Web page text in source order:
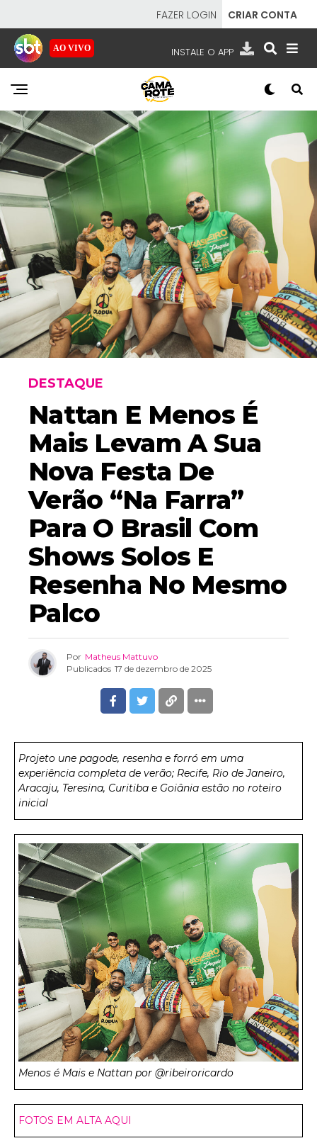
FAZER LOGIN CRIAR CONTA
AO VIVO INSTALE O APP
EMISSORAS
NOSSAS REDES APP TV SBT
SBT - SISTEMA BRASILEIRO DE TELEVISÃO
DESTAQUE
Nattan E Menos É
Mais Levam A Sua
Nova Festa De
Verão “Na Farra”
Para O Brasil Com
Shows Solos E
Resenha No Mesmo
Palco
Por Matheus Mattuvo
Publicados 17 de dezembro de 2025
Projeto une pagode, resenha e forró em uma
experiência completa de verão; Recife, Rio de Janeiro,
Aracaju, Teresina, Curitiba e Goiânia estão no roteiro
inicial
Menos é Mais e Nattan por @ribeiroricardo
FOTOS EM ALTA AQUI